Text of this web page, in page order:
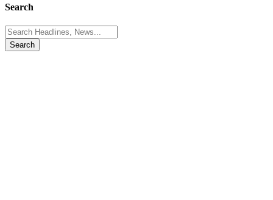
Search
Search
for: